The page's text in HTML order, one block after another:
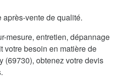
vente de qualité.
mesure, entretien, dépannage
votre besoin en matière de
(69730), obtenez votre devis